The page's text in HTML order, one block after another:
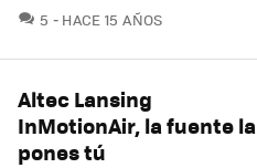
5 COMENTARIOS
HACE 15 AÑOS
Altec Lansing
InMotionAir, la fuente la
pones tú